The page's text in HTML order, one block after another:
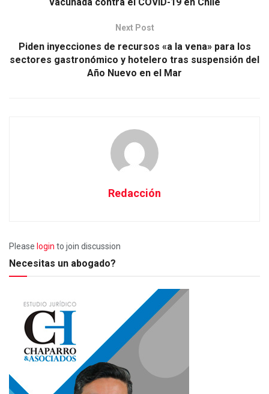
Next Post
Piden inyecciones de recursos «a la vena» para los
sectores gastronómico y hotelero tras suspensión del
Año Nuevo en el Mar
Redacción
Please login to join discussion
Necesitas un abogado?